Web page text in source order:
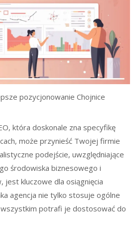
pozycjonowanie Chojnice
która doskonale zna specyfikę
może przynieść Twojej firmie
podejście, uwzględniające
środowiska biznesowego i
jest kluczowe dla osiągnięcia
agencja nie tylko stosuje ogólne
potrafi je dostosować do